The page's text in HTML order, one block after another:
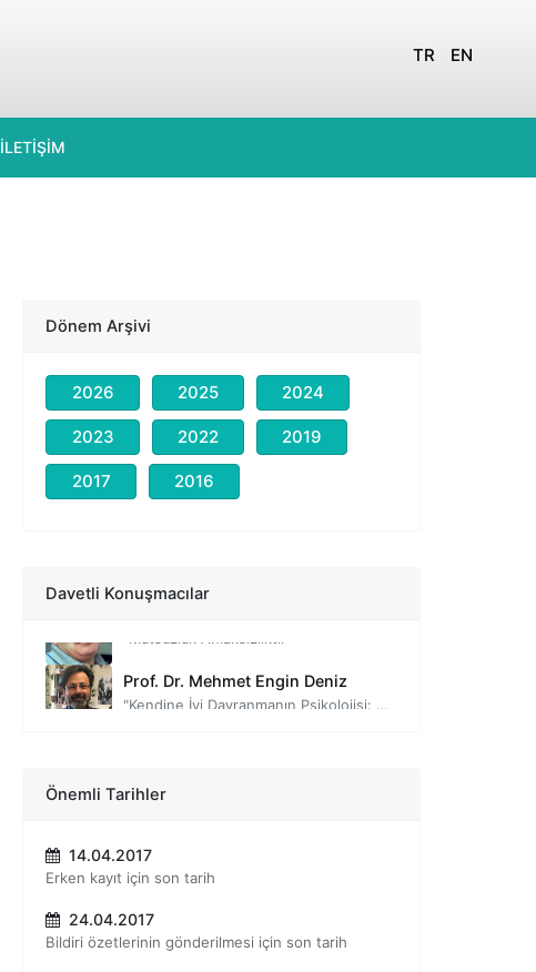
TR EN
İLETİŞİM
Dönem Arşivi
2026 2025 2024
2023 2022 2019
2017 2016
Davetli Konuşmacılar
Prof. Dr. Ahmet İnam
Dr. Louise Lambert
Prof. Dr. Aşkın Keser
"İş Yaşamında Pozitif Psikoloji"
Dr. Oytun Erbaş
"Aşk ve İlişkilerin Nörobiyolojisi"
Önemli Tarihler
14.04.2017
Erken kayıt için son tarih
24.04.2017
Bildiri özetlerinin gönderilmesi için son tarih